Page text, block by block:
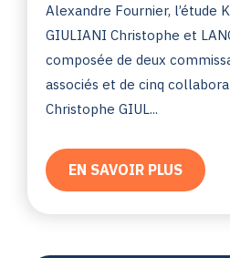
Alexandre Fournier, l’étude
GIULIANI Christophe et
composée de deux
associés et de cinq
Christophe GIUL...
EN SAVOIR PLUS